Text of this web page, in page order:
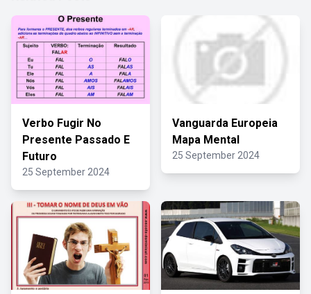
Verbo Fugir No
Presente Passado E
Futuro
25 September 2024
Vanguarda Europeia
Mapa Mental
25 September 2024